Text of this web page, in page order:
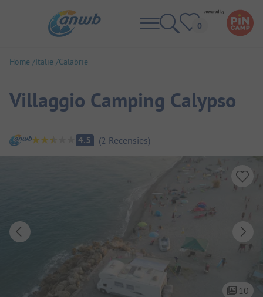
Home Italië Calabrië
Villaggio Camping Calypso
Camping overzicht
4.5 (2 Recensies)
10